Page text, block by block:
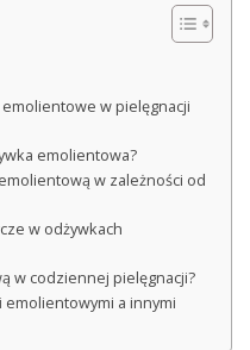
w pielęgnacji
emolientowa?
w zależności od
w odżywkach
w codziennej pielęgnacji?
emolientowymi a innymi